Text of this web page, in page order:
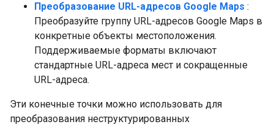
Преобразование URL-адресов Google Maps :
Преобразуйте группу URL-адресов Google Maps в
конкретные объекты местоположения.
Поддерживаемые форматы включают
стандартные URL-адреса мест и сокращенные
URL-адреса.
Эти конечные точки можно использовать для
преобразования неструктурированных